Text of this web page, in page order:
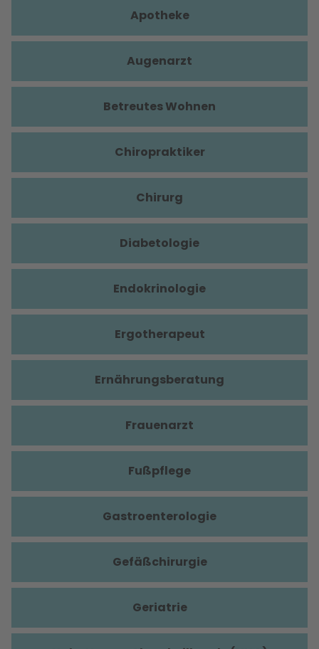
Apotheke
Augenarzt
Betreutes Wohnen
Chiropraktiker
Chirurg
Diabetologie
Endokrinologie
Ergotherapeut
Ernährungsberatung
Frauenarzt
Fußpflege
Gastroenterologie
Gefäßchirurgie
Geriatrie